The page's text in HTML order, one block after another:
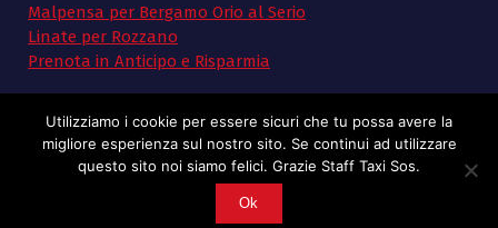
Malpensa per Bergamo Orio al Serio
Linate per Rozzano
Prenota in Anticipo e Risparmia
Copyright © 2026 Taxi SoS | Powered by Taxi Sos
Utilizziamo i cookie per essere sicuri che tu possa avere la
migliore esperienza sul nostro sito. Se continui ad utilizzare
questo sito noi siamo felici. Grazie Staff Taxi Sos.
Ok